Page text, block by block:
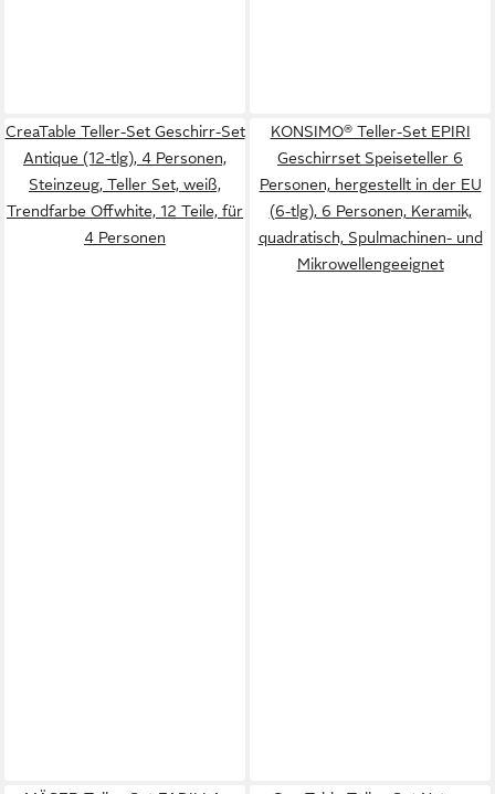
CreaTable Teller-Set Geschirr-Set
Antique (12-tlg), 4 Personen,
Steinzeug, Teller Set, weiß,
Trendfarbe Offwhite, 12 Teile, für
4 Personen
KONSIMO® Teller-Set EPIRI
Geschirrset Speiseteller 6
Personen, hergestellt in der EU
(6-tlg), 6 Personen, Keramik,
quadratisch, Spulmachinen- und
Mikrowellengeeignet